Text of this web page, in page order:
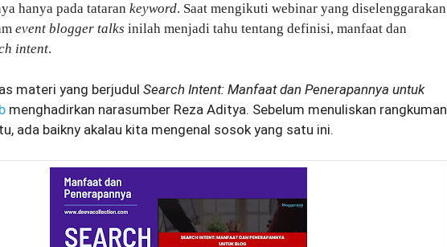
hanya pada tataran keyword. Saat mengikuti webinar yang diselenggarakan
event blogger talks inilah menjadi tahu tentang definisi, manfaat dan
intent.
materi yang berjudul Search Intent: Manfaat dan Penerapannya untuk
menghadirkan narasumber Reza Aditya. Sebelum menuliskan rangkuman
ada baikny akalau kita mengenal sosok yang satu ini.